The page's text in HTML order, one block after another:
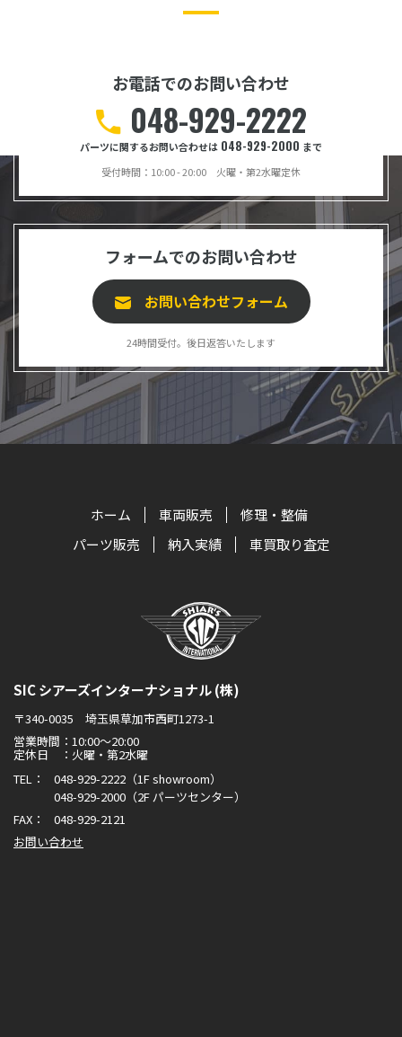
お電話でのお問い合わせ
048-929-2222
パーツに関するお問い合わせは 048-929-2000 まで
受付時間：10:00 - 20:00 火曜・第2水曜定休
フォームでのお問い合わせ
お問い合わせフォーム
24時間受付。後日返答いたします
ホーム 車両販売
修理・整備
パーツ販売
納入実績 車買取り査定
SIC シアーズインターナショナル (株)
〒340-0035 埼玉県草加市西町1273-1
営業時間：10:00～20:00
定休日 ：火曜・第2水曜
TEL：
048-929-2222 （1F showroom）
048-929-2000 （2F パーツセンター）
FAX：
048-929-2121
お問い合わせ